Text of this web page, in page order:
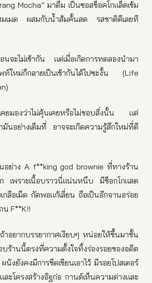
Mocha” มาดื่ม เป็นซอสช็อคโกแล็ตเข้ม
ฮมเมด ผสมกับน้ำส้มคั้นสด รสชาติดีเลยที
นจะไม่เข้ากัน แต่เมื่อเกิดการทดลองนำมา
หม่ก็กลายเป็นเข้ากันได้ไปซะงั้น (Life
เคยมองว่าไม่คุ้นเคยหรือไม่ชอบสิ่งนั้น แต่
มันอย่างเต็มที่ อาจจะเกิดความรู้สึกใหม่ที่ดี
อย่าง A f**king god brownie ที่ทางร้าน
เพราะเนื้อบราวนี่แน่นหนึบ มีช็อกโกแลต
กลือเม็ด กัดพอแก้เลี่ยน ถือเป็นอีกจานอร่อย
น F**K!!
อยากบรรยากาศเงียบๆ หน่อยให้ขึ้นมาชั้น
ร้านนี้ตรงที่ความตั้งใจทิ้งร่องรอยของอดีต
นังยังคงมีการขีดเขียนเอาไว้ มีรอยโปสเตอร์
ละโครงสร้างอิฐก่อ กานต์เห็นความด่างและ